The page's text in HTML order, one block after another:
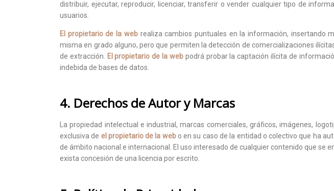
distribuir, ejecutar, reproducir, licenciar, transferir o vender cualquier tipo de
usuarios.
El propietario de la webrealiza cambios puntuales en la información, insertando
misma en grado alguno, pero que permiten la detección de comercializaciones
de extracción.
El propietario de la webpodrá probar la captación ilícita de
indebida de bases de datos.
4. Derechos de Autor y Marcas
La propiedad intelectual e industrial, marcas comerciales, gráficos, imágenes,
exclusiva de el propietario de la webo en su caso de la entidad o colectivo que ha
de ámbito nacional e internacional. El uso interesado de cualquier contenido que se
exista concesión de una licencia por escrito.